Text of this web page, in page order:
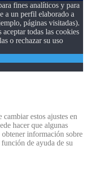
fines analíticos y para
a un perfil elaborado a
páginas visitadas).
todas las cookies
o rechazar su uso
estos ajustes en
hacer que algunas
información sobre
de ayuda de su